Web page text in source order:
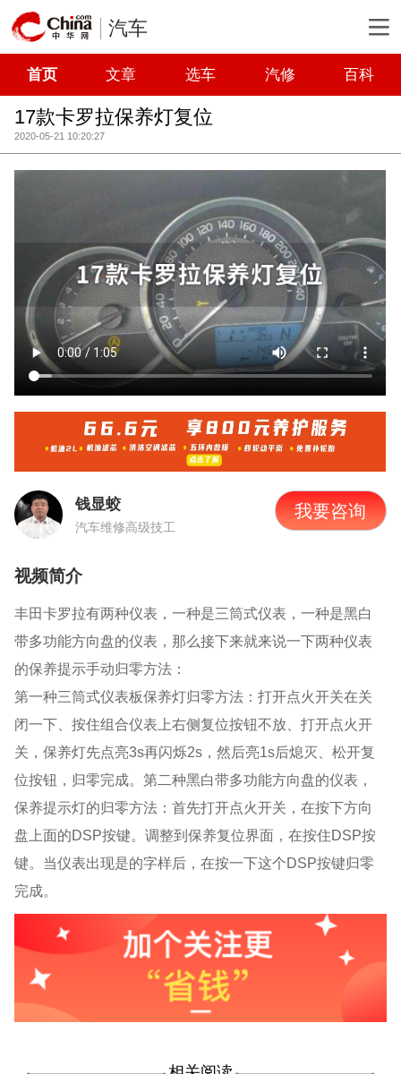
汽车
首页 文章 选车 汽修 百科
17款卡罗拉保养灯复位
2020-05-21 10:20:27
钱显蛟
汽车维修高级技工
我要咨询
视频简介
丰田卡罗拉有两种仪表，一种是三筒式仪表，一种是黑白
带多功能方向盘的仪表，那么接下来就来说一下两种仪表
的保养提示手动归零方法：
第一种三筒式仪表板保养灯归零方法：打开点火开关在关
闭一下、按住组合仪表上右侧复位按钮不放、打开点火开
关，保养灯先点亮3s再闪烁2s，然后亮1s后熄灭、松开复
位按钮，归零完成。第二种黑白带多功能方向盘的仪表 ，
保养提示灯的归零方法：首先打开点火开关，在按下方向
盘上面的DSP按键。调整到保养复位界面，在按住DSP按
键。当仪表出现是的字样后，在按一下这个DSP按键归零
完成。